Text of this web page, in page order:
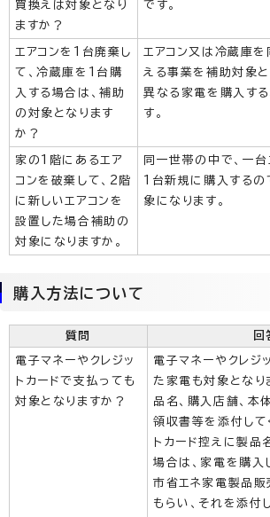
買換えは対象となり
ますか？
です。
エアコンを1台廃棄し
て、冷蔵庫を1台購
入する場合は、補助
の対象となります
か？
エアコン又は冷蔵庫
える事業を補助対象
異なる家電を購入す
す。
家の1階にあるエア
コンを破棄して、2階
に新しいエアコンを
設置した場合補助の
対象になりますか。
同一世帯の中で、一台
1台新規に購入する
象になります。
購入方法について
質問 回
電子マネーやクレジッ
トカードで支払っても
対象となりますか？
電子マネーやクレジ
た家電も対象となり
品名、購入店舗、本
領収書等を添付して
トカード控えに製
場合は、家電を購入
市省エネ家電製品販
もらい、それを添付